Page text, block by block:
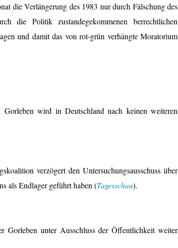
die Verlängerung des 1983 nur durch Fälschung des
die Politik zustandegekommenen berrechtlichen
und damit das von rot-grün verhängte Moratorium
wird in Deutschland nach keinen weiteren
verzögert den Untersuchungsausschuss über
als Endlager geführt haben (Tagesschau).
Gorleben unter Ausschluss der Öffentlichkeit weiter